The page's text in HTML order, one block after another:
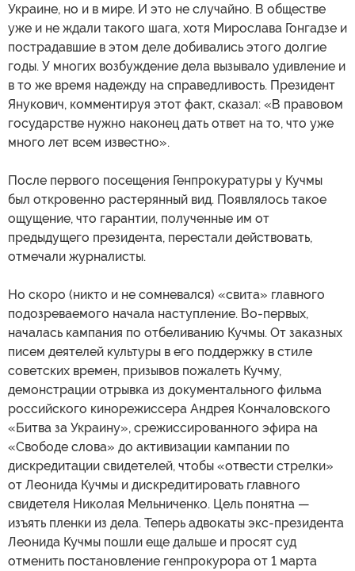
Украине, но и в мире. И это не случайно. В обществе
уже и не ждали такого шага, хотя Мирослава Гонгадзе и
пострадавшие в этом деле добивались этого долгие
годы. У многих возбуждение дела вызывало удивление и
в то же время надежду на справедливость. Президент
Янукович, комментируя этот факт, сказал: «В правовом
государстве нужно наконец дать ответ на то, что уже
много лет всем известно».
После первого посещения Генпрокуратуры у Кучмы
был откровенно растерянный вид. Появлялось такое
ощущение, что гарантии, полученные им от
предыдущего президента, перестали действовать,
отмечали журналисты.
Но скоро (никто и не сомневался) «свита» главного
подозреваемого начала наступление. Во-первых,
началась кампания по отбеливанию Кучмы. От заказных
писем деятелей культуры в его поддержку в стиле
советских времен, призывов пожалеть Кучму,
демонстрации отрывка из документального фильма
российского кинорежиссера Андрея Кончаловского
«Битва за Украину», срежиссированного эфира на
«Свободе слова» до активизации кампании по
дискредитации свидетелей, чтобы «отвести стрелки»
от Леонида Кучмы и дискредитировать главного
свидетеля Николая Мельниченко. Цель понятна —
изъять пленки из дела. Теперь адвокаты экс-президента
Леонида Кучмы пошли еще дальше и просят суд
отменить постановление генпрокурора от 1 марта